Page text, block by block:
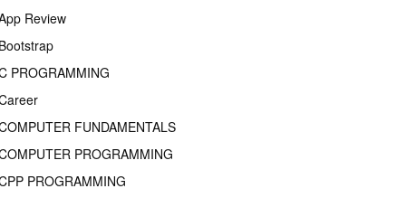
Review
PROGRAMMING
FUNDAMENTALS
PROGRAMMING
PROGRAMMING